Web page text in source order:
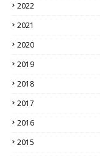
2022
2021
2020
2019
2018
2017
2016
2015